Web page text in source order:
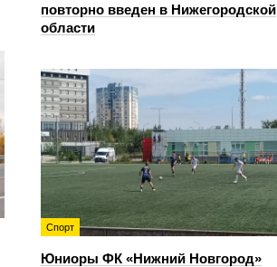
повторно введен в Нижегородской
области
Спорт
Юниоры ФК «Нижний Новгород»